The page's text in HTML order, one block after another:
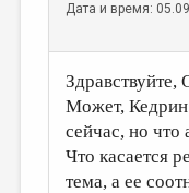
Дата и время:
Здравствуйте,
Может,
сейчас, но что
Что касается
тема, а ее